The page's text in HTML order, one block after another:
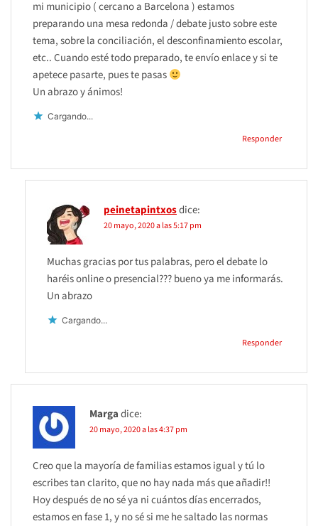
mi municipio ( cercano a Barcelona ) estamos
preparando una mesa redonda / debate justo sobre este
tema, sobre la conciliación, el desconfinamiento escolar,
etc.. Cuando esté todo preparado, te envío enlace y si te
apetece pasarte, pues te pasas
Un abrazo y ánimos!
Cargando...
Responder
peinetapintxosdice:
20 mayo, 2020 a las 5:17 pm
Muchas gracias por tus palabras, pero el debate lo
haréis online o presencial??? bueno ya me informarás.
Un abrazo
Cargando...
Responder
Margadice:
20 mayo, 2020 a las 4:37 pm
Creo que la mayoría de familias estamos igual y tú lo
escribes tan clarito, que no hay nada más que añadir!!
Hoy después de no sé ya ni cuántos días encerrados,
estamos en fase 1, y no sé si me he saltado las normas